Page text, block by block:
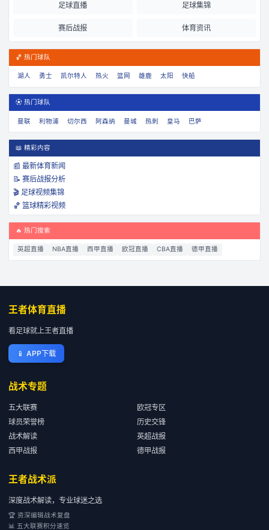
足球直播 足球集锦
赛后战报 体育资讯
🏀 热门球队
湖人 勇士 凯尔特人 热火 篮网 雄鹿 太阳 快船
⚽ 热门球队
曼联 利物浦 切尔西 阿森纳 曼城 热刺 皇马 巴萨
📖 精彩内容
📰 最新体育新闻
📝 赛后战报分析
🎬 足球视频集锦
🏀 篮球精彩视频
🔥 热门搜索
英超直播 NBA直播 西甲直播 欧冠直播 CBA直播 德甲直播
王者体育直播
看足球就上王者直播
📱 APP下载
战术专题
五大联赛
欧冠专区
球员荣誉榜
历史交锋
战术解读
英超战报
西甲战报
德甲战报
王者战术派
深度战术解读，专业球迷之选
🏆 资深编辑战术复盘
📊 五大联赛积分速览